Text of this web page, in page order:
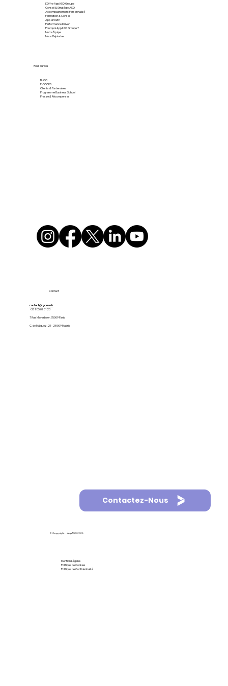
Ressources
BLOG
E-BOOKS
Clients & Partenaires
Programme Business School
Presse & Récompenses
Contact
contact@appaso.fr
+33 1 85 09 61 23
7 Rue Meyerbeer, 75009 Paris
C. de Máiquez, 21 - 28009 Madrid
L'Offre AppASO Groupe
Conseil & Stratégie ASO
Accompagnement Personnalisé
Formation & Conseil
App Growth
Performance Driven
Pourquoi AppASO Groupe ?
Notre Équipe
Nous Rejoindre
Contactez-Nous
© Copyright - AppASO 2025
Mention Légales
Politique de Cookies
Politique de Confidentialité